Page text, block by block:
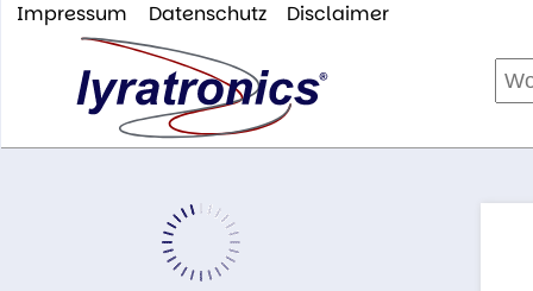
Impressum Datenschutz Disclaimer